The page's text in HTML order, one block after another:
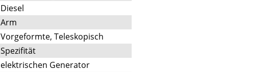
Diesel
Arm
Vorgeformte, Teleskopisch
Spezifität
elektrischen Generator